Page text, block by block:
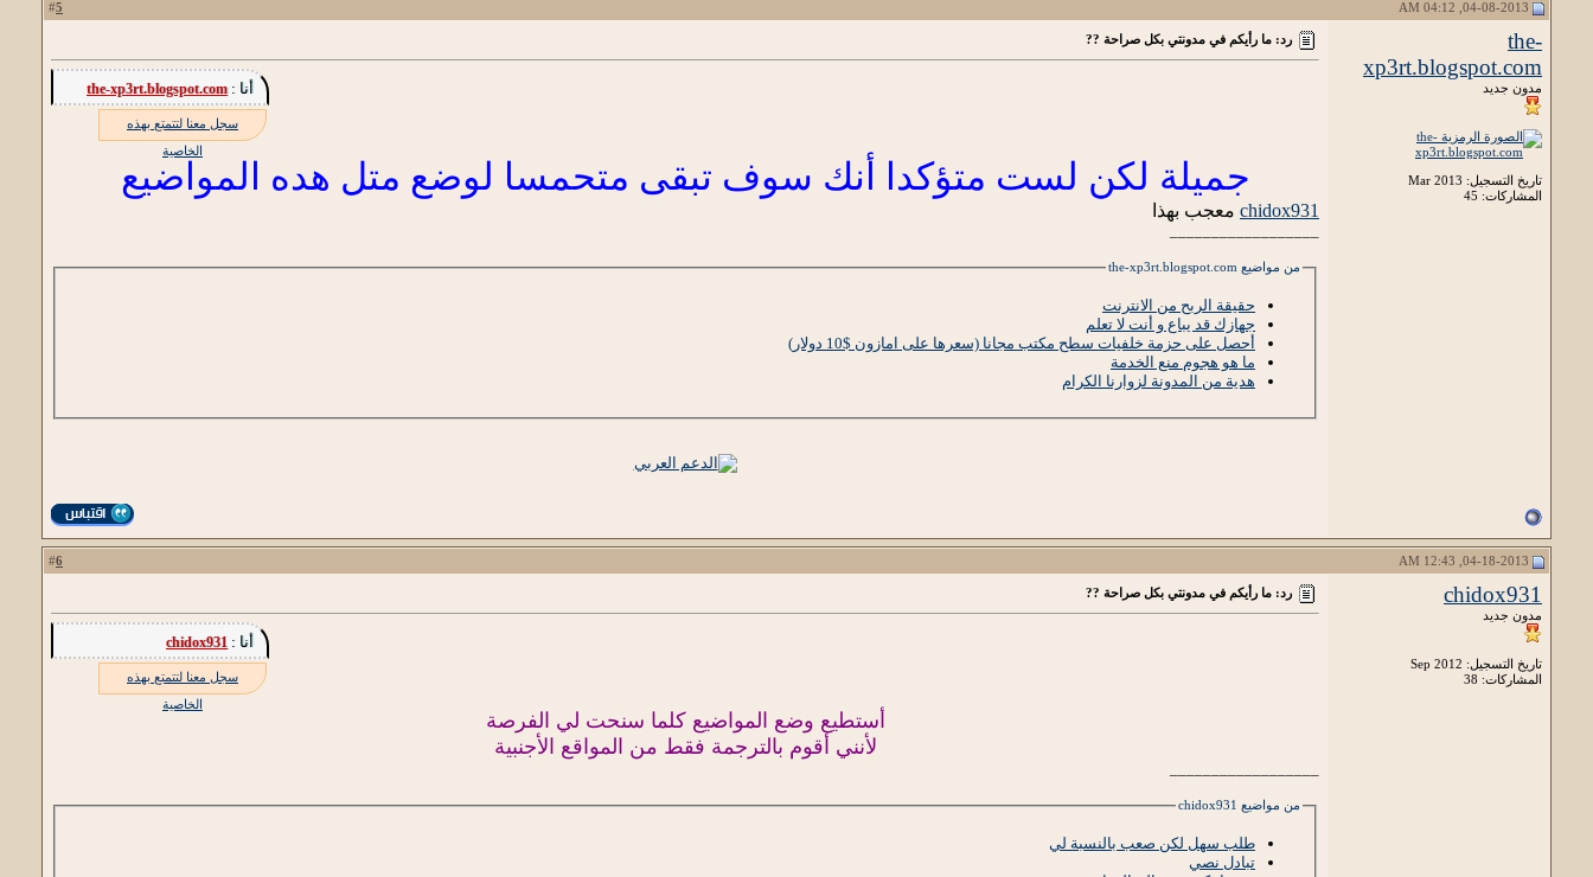
5
the-
xp3rt.blogspot.com
مدون جديد
تاريخ التسجيل: Mar 2013
المشاركات: 45
رد: ما رأيكم في مدونتي بكل صراحة ??
أنا :the-xp3rt.blogspot.com
سجل معنا لتتمتع بهذه
الخاصية
جميلة لكن لست متؤكدا أنك سوف تبقى متحمسا لوضع متل هده المواضيع
chidox931 معجب بهذا
من مواضيع the-xp3rt.blogspot.com
حقيقة الربح من الانترنت
جهازك قد يباع و أنت لا تعلم
أحصل على حزمة خلفيات سطح مكتب مجانا (سعرها على امازون $10 دولار)
ما هو هجوم منع الخدمة
هدية من المدونة لزوارنا الكرام
6
chidox931
مدون جديد
تاريخ التسجيل: Sep 2012
المشاركات: 38
رد: ما رأيكم في مدونتي بكل صراحة ??
أنا : chidox931
سجل معنا لتتمتع بهذه
الخاصية
أستطيع وضع المواضيع كلما سنحت لي الفرصة
لأنني أقوم بالترجمة فقط من المواقع الأجنبية
من مواضيع chidox931
طلب سهل لكن صعب بالنسبة لي
تبادل نصي